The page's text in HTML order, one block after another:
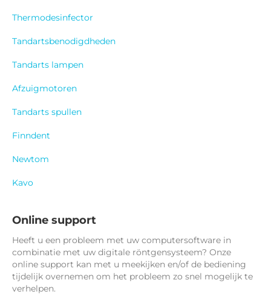
Thermodesinfector
Tandartsbenodigdheden
Tandarts lampen
Afzuigmotoren
Tandarts spullen
Finndent
Newtom
Kavo
Online support
Heeft u een probleem met uw computersoftware in
combinatie met uw digitale röntgensysteem? Onze
online support kan met u meekijken en/of de bediening
tijdelijk overnemen om het probleem zo snel mogelijk te
verhelpen.